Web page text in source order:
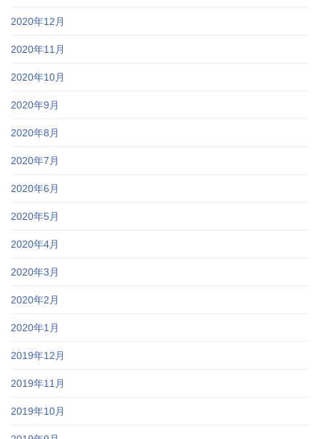
2020年12月
2020年11月
2020年10月
2020年9月
2020年8月
2020年7月
2020年6月
2020年5月
2020年4月
2020年3月
2020年2月
2020年1月
2019年12月
2019年11月
2019年10月